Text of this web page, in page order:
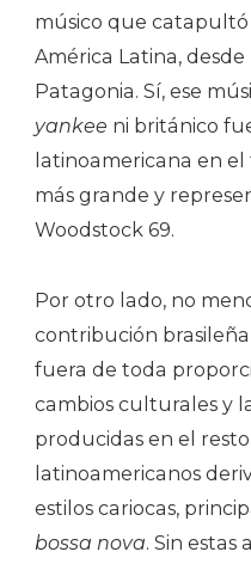
músico que catapultó
América Latina,
Patagonia. Sí, ese
yankee ni británico
latinoamericana en
más grande y
Woodstock 69.
Por otro lado, no
contribución
fuera de toda
cambios culturales y
producidas en el
latinoamericanos
estilos cariocas,
bossa nova. Sin estas